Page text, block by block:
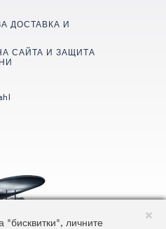
ДОСТАВКА И
САЙТА И ЗАЩИТА
личните